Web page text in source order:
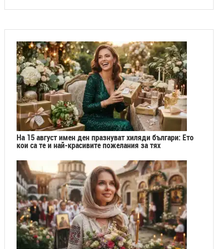
На 15 август имен ден празнуват хиляди българи: Ето
кои са те и най-красивите пожелания за тях